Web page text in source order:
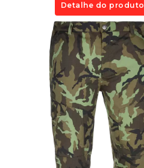
Detalhe do produto